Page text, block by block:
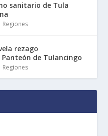
sanitario de Tula
Regiones
rezago
de Tulancingo
Regiones